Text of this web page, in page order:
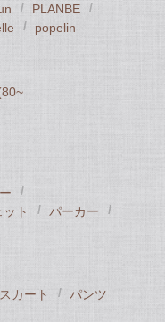
PLANBE
popelin
ット
パーカー
スカート パンツ